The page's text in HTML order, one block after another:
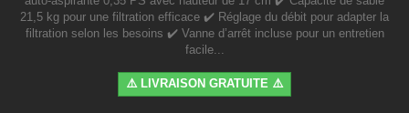
21,5 kg pour une filtration efficace ✔️ Réglage du débit pour adapter la
filtration selon les besoins ✔️ Vanne d’arrêt incluse pour un entretien
facile...
⚠️ LIVRAISON GRATUITE ⚠️